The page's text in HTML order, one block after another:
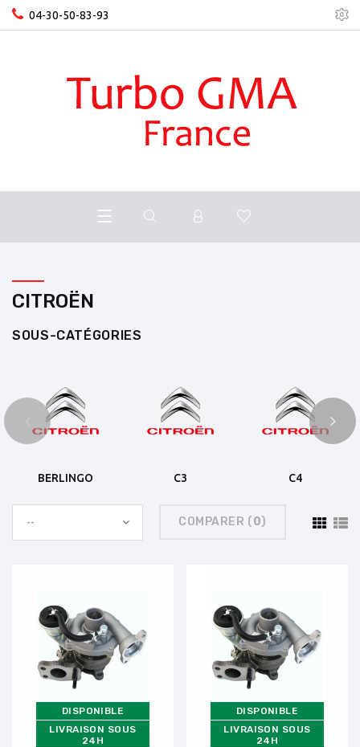
04-30-50-83-93
CITROËN
SOUS-CATÉGORIES
BERLINGO C3 C4
-- COMPARER (0)
DISPONIBLE
LIVRAISON SOUS
24H
DISPONIBLE
LIVRAISON SOUS
24H